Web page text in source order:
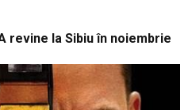
revine la Sibiu în noiembrie